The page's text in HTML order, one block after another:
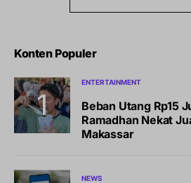
Konten Populer
ENTERTAINMENT
Beban Utang Rp15
Ramadhan Nekat
Makassar
NEWS